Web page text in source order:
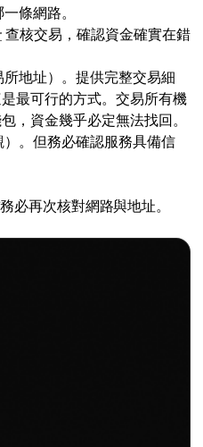
條網路。
查核交易，確認資金確實在錯
地址）。提供完整交易細
最可行的方式。交易所有機
，資金幾乎必定無法找回。
）。但務必確認服務具備信
必再次核對網路與地址。